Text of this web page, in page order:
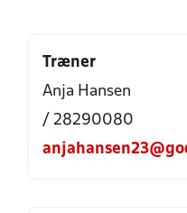
Træner
Anja Hansen
/ 28290080